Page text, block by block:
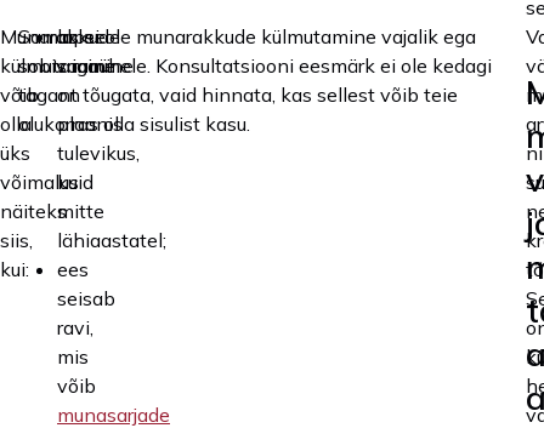
Munarakkude
külmutamine
võib
olla
üks
võimalus
näiteks
siis,
kui:
lapse
saamine
on
plaanis
tulevikus,
kuid
mitte
lähiaastatel;
ees
seisab
ravi,
mis
võib
munasarjade
Samas ei ole munarakkude külmutamine vajalik ega
sobiv igaühele. Konsultatsiooni eesmärk ei ole kedagi
tagant tõugata, vaid hinnata, kas sellest võib teie
olukorras olla sisulist kasu.